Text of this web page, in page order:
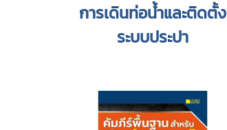
การเดินท่อน้ำและติดตั้ง
ระบบประปา